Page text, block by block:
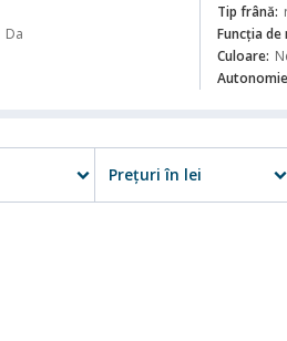
Tip frână:
Da Funcția de
Culoare:
Preţuri în lei